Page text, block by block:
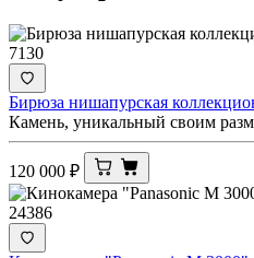
7130
Бирюза нишапурская
Камень, уникальный своим
120 000 ₽
24386